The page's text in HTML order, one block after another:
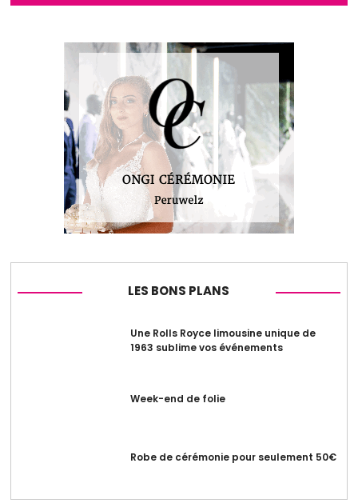
LES BONS PLANS
Une Rolls Royce limousine unique de
1963 sublime vos événements
Week-end de folie
Robe de cérémonie pour seulement 50€